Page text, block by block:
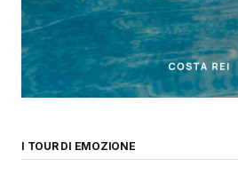
I TOUR DI EMOZIONE